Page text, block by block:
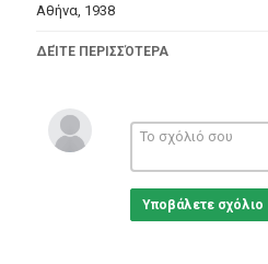
Αθήνα, 1938
διεύθυνση ορχήστρας: Σπύρος
Με μια μονάχα σου ματιά, μες στην
για σκέψου πιο καλύτερα, μη θες
ΔΕΊΤΕ ΠΕΡΙΣΣΌΤΕΡΑ
Υποβάλετε σχόλιο